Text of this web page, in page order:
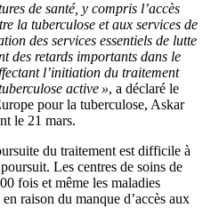
de santé, y compris l’accès
la tuberculose et aux services de
des services essentiels de lutte
des retards importants dans le
l’initiation du traitement
active », a déclaré le
pour la tuberculose, Askar
le 21 mars.
du traitement est difficile à
Les centres de soins de
fois et même les maladies
raison du manque d’accès aux